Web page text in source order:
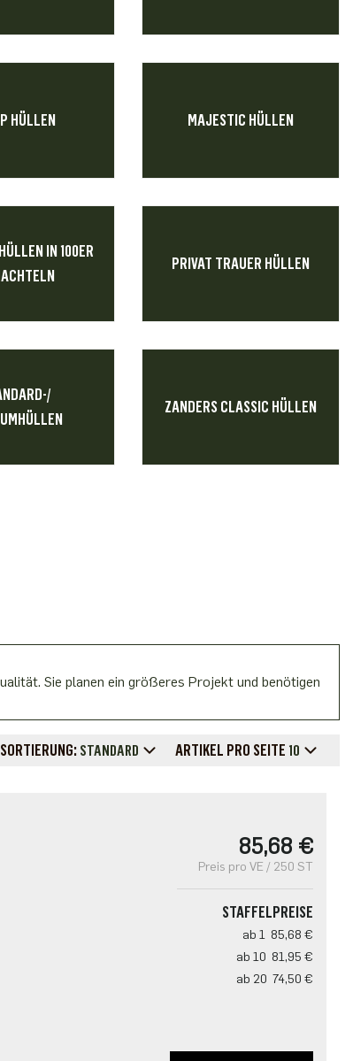
HÜLLEN MAJESTIC HÜLLEN
IN 100ER
PRIVAT TRAUER HÜLLEN
ZANDERS CLASSIC HÜLLEN
Sie planen ein größeres Projekt und benötigen
SORTIERUNG: STANDARD ARTIKEL PRO SEITE 10
85,68 €
Preis pro VE / 250 ST
STAFFELPREISE
ab 1 85,68 €
ab 10 81,95 €
ab 20 74,50 €